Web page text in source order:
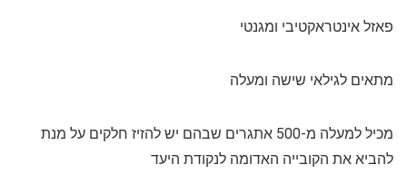
פאזל אינטראקטיבי ומגנטי
מתאים לגילאי שישה ומעלה
מכיל למעלה מ-500 אתגרים שבהם יש להזיז חלקים על מנת
להביא את הקובייה האדומה לנקודת היעד